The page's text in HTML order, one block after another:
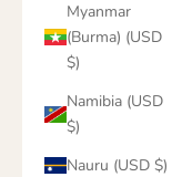
Myanmar
(Burma) (USD
$)
Namibia (USD
$)
Nauru (USD $)